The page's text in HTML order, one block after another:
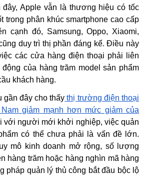
Apple vẫn là thương hiệu có tốc
trong phân khúc smartphone cao cấp
cạnh đó, Samsung, Oppo, Xiaomi,
duy trì thị phần đáng kể. Điều này
các cửa hàng điện thoại phải liên
của hàng trăm model sản phẩm
khách hàng.
gần đây cho thấy thị trường điện thoại
giảm mạnh hơn mức giảm của
với người mới khởi nghiệp, việc quản
có thể chưa phải là vấn đề lớn.
mô kinh doanh mở rộng, số lượng
hàng trăm hoặc hàng nghìn mã hàng
pháp quản lý thủ công bắt đầu bộc lộ